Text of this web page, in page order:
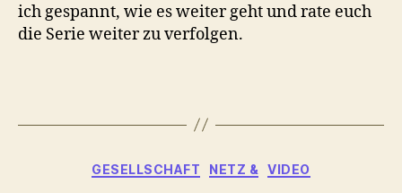
ich gespannt, wie es weiter geht und rate euch
die Serie weiter zu verfolgen.
Kategorien
GESELLSCHAFT NETZ & VIDEO